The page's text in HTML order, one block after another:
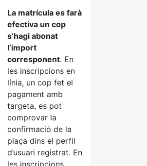
La matrícula es farà
efectiva un cop
s’hagi abonat
l’import
corresponent. En
les inscripcions en
línia, un cop fet el
pagament amb
targeta, es pot
comprovar la
confirmació de la
plaça dins el perfil
d’usuari registrat. En
les inscripcions